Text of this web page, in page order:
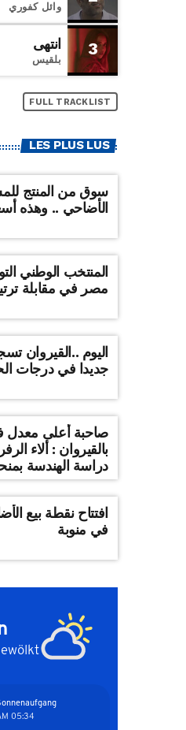
وائل كفوري
3 انتهى
بلقيس
FULL TRACKLIST
LES PLUS LUS
سوق من المنتج
الأضاحي .. وهذه
المنتخب الوطني
مصر في مقابلة
اليوم ..القيروان
جديدا في درجات
صاحبة
بالقيروان : ألاء
دراسة الهندسة
افتتاح نقطة بيع
في منوبة
05:34 AM